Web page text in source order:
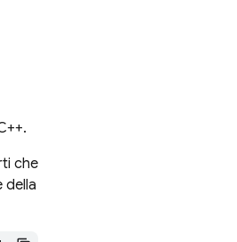
che
della